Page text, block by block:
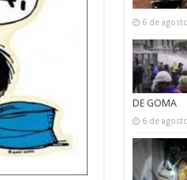
6 de
DE GOMA
6 de